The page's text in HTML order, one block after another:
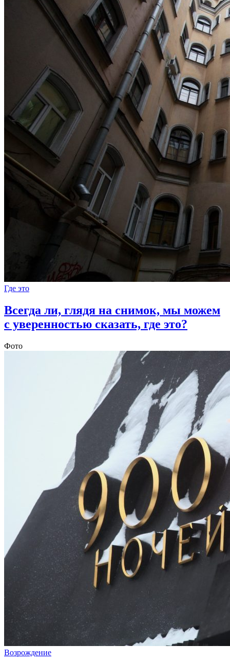
Где это
Всегда ли, глядя на снимок, мы можем
с уверенностью сказать, где это?
Фото
Возрождение